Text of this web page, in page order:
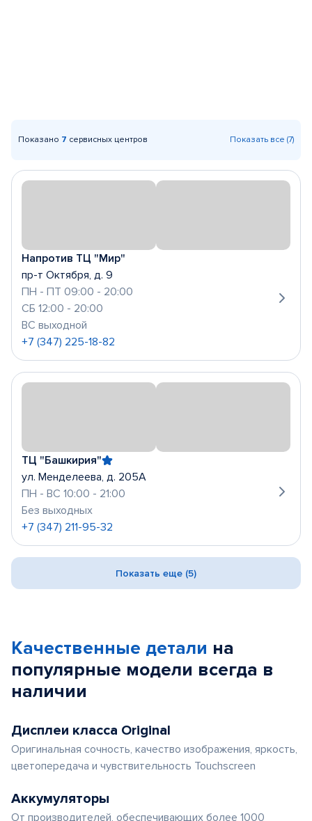
Показано 7 сервисных центров Показать все (7)
Напротив ТЦ "Мир"
пр-т Октября, д. 9
ПН - ПТ 09:00 - 20:00
СБ 12:00 - 20:00
ВС выходной
+7 (347) 225-18-82
ТЦ "Башкирия"
ул. Менделеева, д. 205А
ПН - ВС 10:00 - 21:00
Без выходных
+7 (347) 211-95-32
Показать еще (5)
Качественные детали на
популярные модели всегда в
наличии
Дисплеи класса Original
Оригинальная сочность, качество изображения, яркость,
цветопередача и чувствительность Touchscreen
Аккумуляторы
От производителей, обеспечивающих более 1000